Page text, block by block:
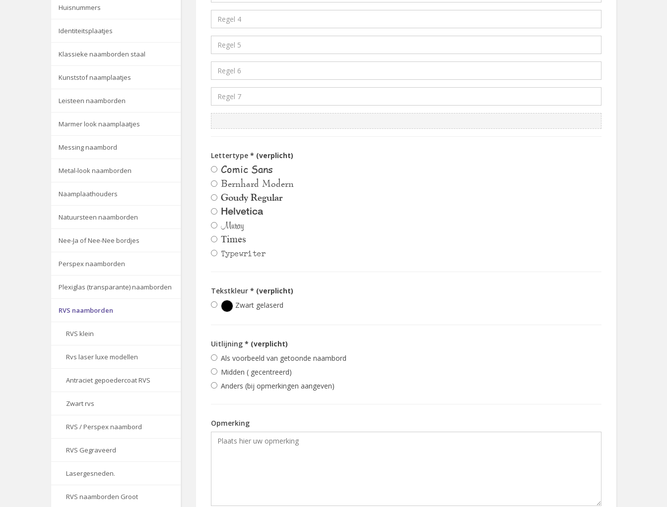
Huisnummers
Identiteitsplaatjes
Klassieke naamborden staal
Kunststof naamplaatjes
Leisteen naamborden
Marmer look naamplaatjes
Messing naambord
Metal-look naamborden
Naamplaathouders
Natuursteen naamborden
Nee-Ja of Nee-Nee bordjes
Perspex naamborden
Plexiglas (transparante) naamborden
RVS naamborden
RVS klein
Rvs laser luxe modellen
Antraciet gepoedercoat RVS
Zwart rvs
RVS / Perspex naambord
RVS Gegraveerd
Lasergesneden.
RVS naamborden Groot
Lettertype * (verplicht)
Comic Sans
Bernhard Modern
Goudy Regular
Helvetica
Muray
Times
Typewriter
Tekstkleur * (verplicht)
Zwart gelaserd
Uitlijning * (verplicht)
Als voorbeeld van getoonde naambord
Midden ( gecentreerd)
Anders (bij opmerkingen aangeven)
Opmerking